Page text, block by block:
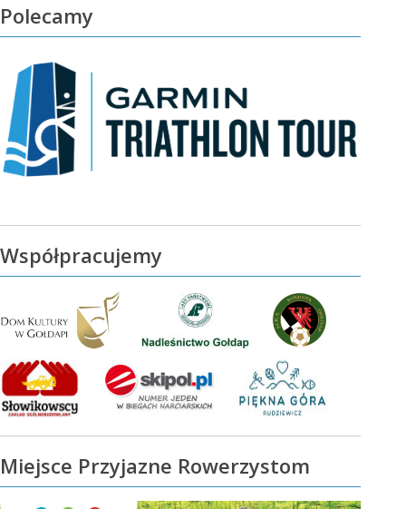
Polecamy
Współpracujemy
Miejsce Przyjazne Rowerzystom